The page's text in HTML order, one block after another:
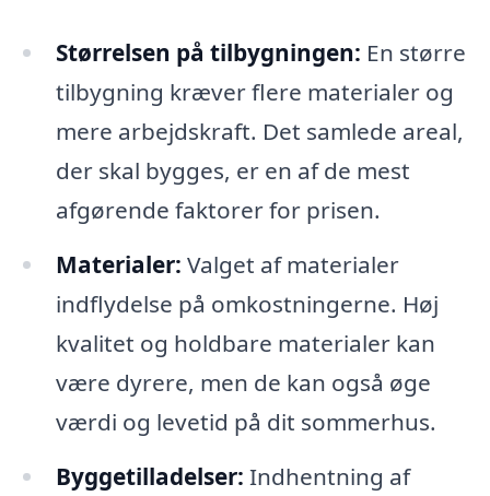
Størrelsen på tilbygningen: En større
tilbygning kræver flere materialer og
mere arbejdskraft. Det samlede areal,
der skal bygges, er en af de mest
afgørende faktorer for prisen.
Materialer: Valget af materialer
indflydelse på omkostningerne. Høj
kvalitet og holdbare materialer kan
være dyrere, men de kan også øge
værdi og levetid på dit sommerhus.
Byggetilladelser: Indhentning af